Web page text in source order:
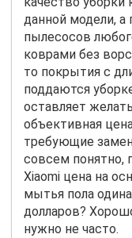
данной модели, а
пылесосов
коврами без
то покрытия с
поддаются
оставляет
объективная
требующие
совсем понятно,
Xiaomi цена на
мытья пола
долларов?
нужно не часто.